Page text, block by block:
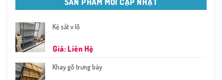
Kệ sắt v lỗ
Giá: Liên Hệ
Khay gỗ trưng bày